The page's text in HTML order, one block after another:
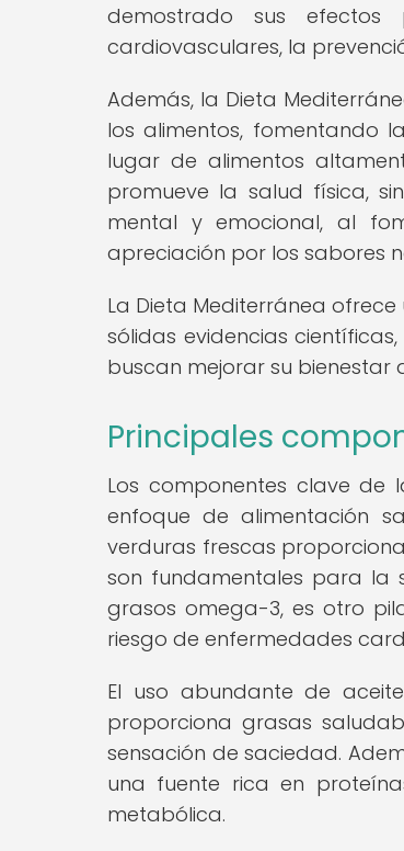
demostrado sus
cardiovasculares, la
Además, la Dieta
los alimentos, fomentando
lugar de alimentos
promueve la salud física,
mental y emocional, al
apreciación por los sabores
La Dieta Mediterránea
sólidas evidencias
buscan mejorar su bienestar
Principales
Los componentes clave
enfoque de alimentación
verduras frescas
son fundamentales para la
grasos omega-3, es otro
riesgo de enfermedades
El uso abundante de
proporciona grasas
sensación de saciedad.
una fuente rica en
metabólica.